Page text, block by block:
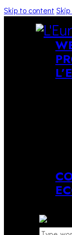
Skip to content